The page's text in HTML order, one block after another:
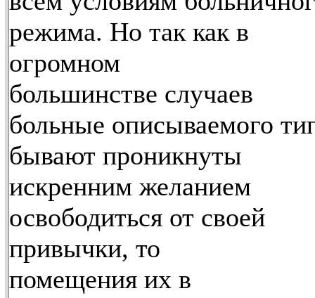
режима. Но так как в
огромном
большинстве случаев
больные описываемого
бывают проникнуты
искренним желанием
освободиться от своей
привычки, то
помещения их в